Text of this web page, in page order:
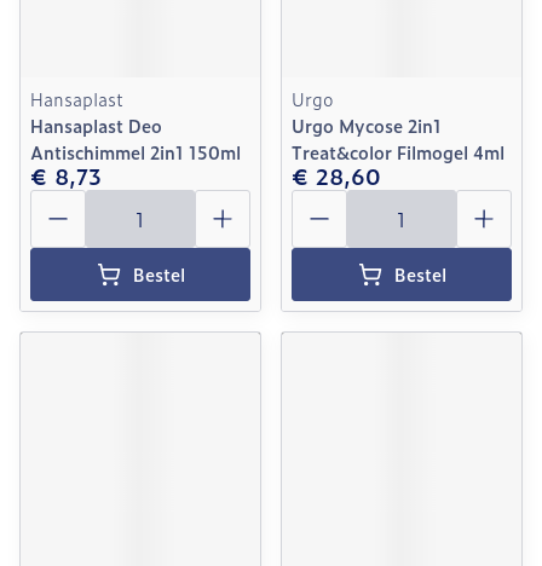
Hansaplast
Hansaplast Deo
Antischimmel 2in1 150ml
€ 8,73
Aantal
Bestel
Urgo
Urgo Mycose 2in1
Treat&color Filmogel 4ml
€ 28,60
Aantal
Bestel